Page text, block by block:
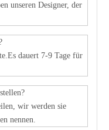
unseren Designer, der
dauert 7-9 Tage für
wir werden sie
nennen.